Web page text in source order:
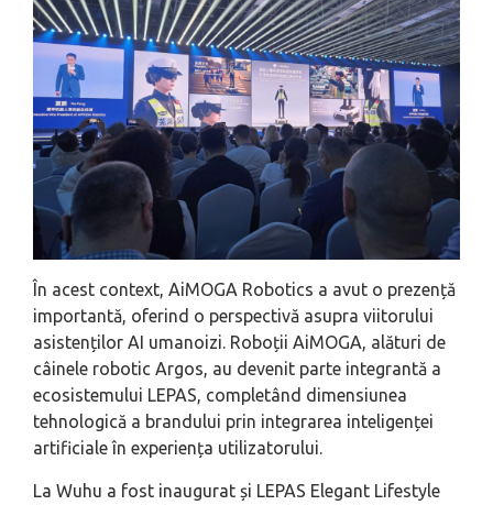
În acest context, AiMOGA Robotics a avut o prezență
importantă, oferind o perspectivă asupra viitorului
asistenților AI umanoizi. Roboții AiMOGA, alături de
câinele robotic Argos, au devenit parte integrantă a
ecosistemului LEPAS, completând dimensiunea
tehnologică a brandului prin integrarea inteligenței
artificiale în experiența utilizatorului.
La Wuhu a fost inaugurat și LEPAS Elegant Lifestyle